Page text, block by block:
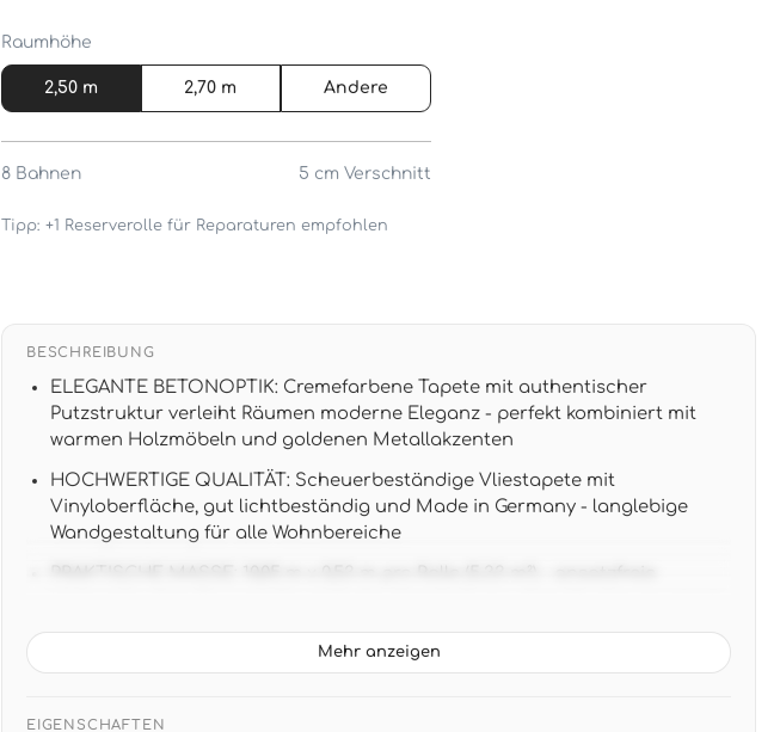
Raumhöhe
2,50 m 2,70 m Andere
8 Bahnen 5 cm Verschnitt
Tipp: +1 Reserverolle für Reparaturen empfohlen
BESCHREIBUNG
ELEGANTE BETONOPTIK: Cremefarbene Tapete mit authentischer
Putzstruktur verleiht Räumen moderne Eleganz - perfekt kombiniert mit
warmen Holzmöbeln und goldenen Metallakzenten
HOCHWERTIGE QUALITÄT: Scheuerbeständige Vliestapete mit
Vinyloberfläche, gut lichtbeständig und Made in Germany - langlebige
Wandgestaltung für alle Wohnbereiche
PRAKTISCHE MASSE: 10,05 m x 0,53 m pro Rolle (5,33 m²) - ansatzfreie
VIELSEITIGES DESIGN: Warme Creme-Töne mit dezenten Grau-Nuancen
schaffen behagliche Atmosphäre - harmoniert mit natürlichen Materialien
Mehr anzeigen
EIGENSCHAFTEN